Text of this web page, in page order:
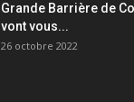
Grande Barrière de
vont vous...
26 octobre 2022